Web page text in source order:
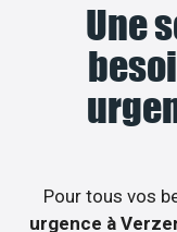
Une
Pour tous vos
urgence à